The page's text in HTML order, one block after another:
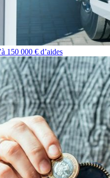
150 000 € d’aides